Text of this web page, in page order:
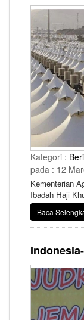
Kategori :
pada : 12
Kementerian
Ibadah Haji
dolar AS atau
Baca